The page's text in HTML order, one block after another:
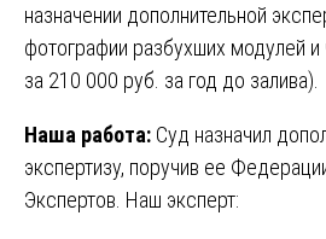
назначении дополнительной
фотографии разбухших модулей и
за 210 000 руб. за год до залива).
Наша работа: Суд назначил
экспертизу, поручив ее
Экспертов. Наш эксперт: